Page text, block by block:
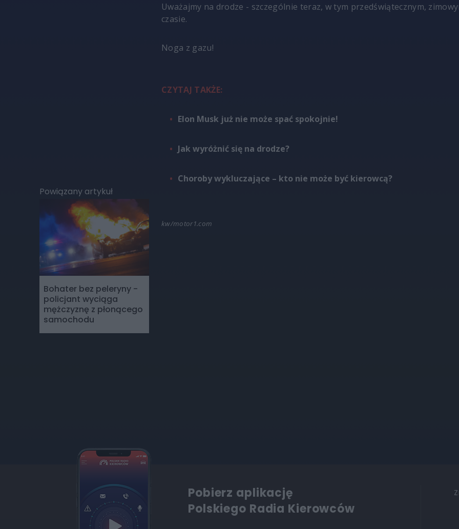
Powiązany artykuł
Bohater bez peleryny -
policjant wyciąga
mężczyznę z płonącego
samochodu
Uważajmy na drodze - szczególnie teraz, w tym przedświątecznym,
czasie.
Noga z gazu!
CZYTAJ TAKŻE:
Elon Musk już nie może spać spokojnie!
Jak wyróżnić się na drodze?
Choroby wykluczające – kto nie może być kierowcą?
kw/motor1.com
Pobierz aplikację
Polskiego Radia Kierowców